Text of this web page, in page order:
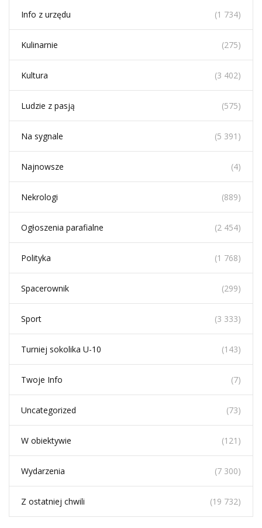
Info z urzędu (1 734)
Kulinarnie (275)
Kultura (3 402)
Ludzie z pasją (575)
Na sygnale (5 391)
Najnowsze (4)
Nekrologi (889)
Ogłoszenia parafialne (2 454)
Polityka (1 768)
Spacerownik (299)
Sport (3 333)
Turniej sokolika U-10 (143)
Twoje Info (7)
Uncategorized (73)
W obiektywie (121)
Wydarzenia (7 300)
Z ostatniej chwili (19 732)